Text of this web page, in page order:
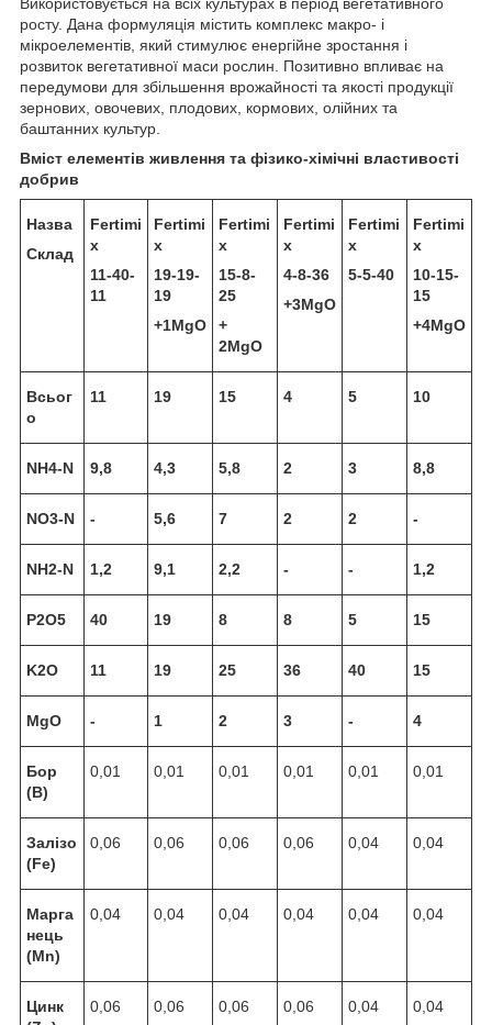
росту. Дана формуляція містить комплекс макро- і
мікроелементів, який стимулює енергійне зростання і
розвиток вегетативної маси рослин. Позитивно впливає на
передумови для збільшення врожайності та якості продукції
зернових, овочевих, плодових, кормових, олійних та
баштанних культур.
Вміст елементів живлення та фізико-хімічні властивості
добрив
Назва
Склад
Fertimi
x
11-40-
11
Fertimi
x
19-19-
19
+1MgO
Fertimi
x
15-8-
25
+
2MgO
Fertimi
x
4-8-36
+3MgO
Fertimi
x
5-5-40
Fertimi
x
10-15-
15
+4MgO
Всьог
о
11 19 15 4 5 10
NH4-N 9,8 4,3 5,8 2 3 8,8
NO3-N - 5,6 7 2 2 -
NH2-N 1,2 9,1 2,2 - - 1,2
P2O5 40 19 8 8 5 15
K2O 11 19 25 36 40 15
MgO - 1 2 3 - 4
Бор
(B)
0,01 0,01 0,01 0,01 0,01 0,01
Залізо
(Fe)
0,06 0,06 0,06 0,06 0,04 0,04
Марга
нець
(Mn)
0,04 0,04 0,04 0,04 0,04 0,04
Цинк
0,06 0,06 0,06 0,06 0,04 0,04